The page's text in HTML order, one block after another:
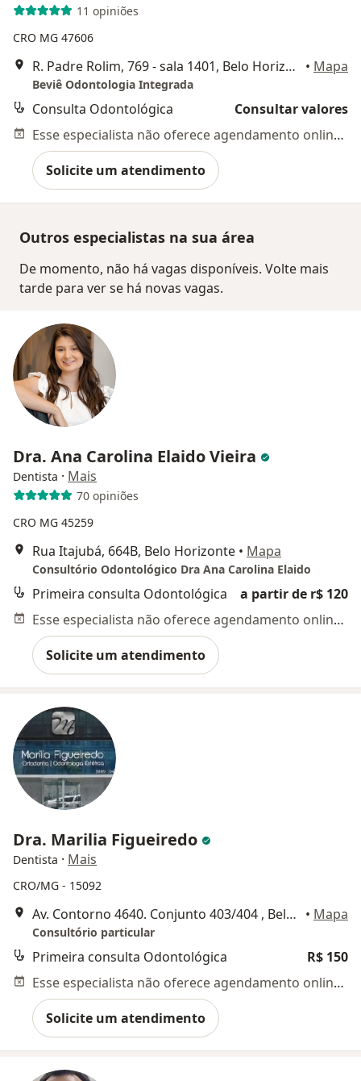
11 opiniões
CRO MG 47606
R. Padre Rolim, 769 - sala 1401, Belo Horizonte • Mapa
Beviê Odontologia Integrada
Consulta Odontológica
Consultar valores
Esse especialista não oferece agendamento online para esse endereço.
Solicite um atendimento
Outros especialistas na sua área
De momento, não há vagas disponíveis. Volte mais
tarde para ver se há novas vagas.
Dra. Ana Carolina Elaido Vieira
Dentista · Mais
70 opiniões
CRO MG 45259
Rua Itajubá, 664B, Belo Horizonte • Mapa
Consultório Odontológico Dra Ana Carolina Elaido
Primeira consulta Odontológica
a partir de r$ 120
Esse especialista não oferece agendamento online para esse endereço.
Solicite um atendimento
Dra. Marilia Figueiredo
Dentista · Mais
CRO/MG - 15092
Av. Contorno 4640. Conjunto 403/404 , Belo Horizonte • Mapa
Consultório particular
Primeira consulta Odontológica
R$ 150
Esse especialista não oferece agendamento online para esse endereço.
Solicite um atendimento